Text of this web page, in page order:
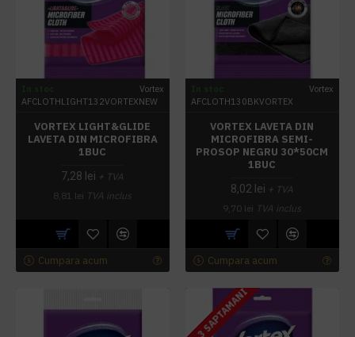
Vortex
AFCLOTHLIGHT132VORTEXNEW
VORTEX LIGHT&GLIDE
LAVETA DIN MICROFIBRA
1BUC
7,28 lei + TVA
8,81 lei TVA inclus
Cumpara acum
Vortex
AFCLOTH130BKVORTEX
VORTEX LAVETA DIN
MICROFIBRA SEMI-
PROSOP NEGRU 30*50CM
1BUC
8,02 lei + TVA
9,70 lei TVA inclus
Cumpara acum
2 - 3 SAPTAMANI